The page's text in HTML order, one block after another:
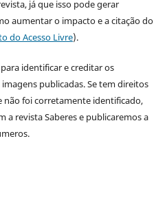
já que isso pode gerar
aumentar o impacto e a citação do
do Acesso Livre).
identificar e creditar os
publicadas. Se tem direitos
não foi corretamente identificado,
a revista Saberes e publicaremos a